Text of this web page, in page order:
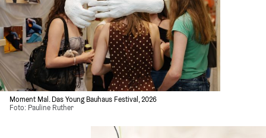
Moment Mal. Das Young Bauhaus Festival, 2026
Foto: Pauline Ruther